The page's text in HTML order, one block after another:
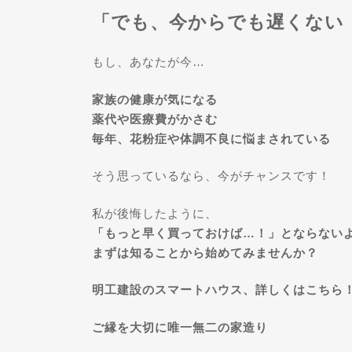
「でも、今からでも遅くない
もし、あなたが今…
家族の健康が気になる
薬代や医療費がかさむ
毎年、花粉症や体調不良に悩まされている
そう思っているなら、今がチャンスです！
私が後悔したように、
「もっと早く買っておけば…！」とならない
まずは知ることから始めてみませんか？
明工建設のスマートハウス、 詳しくはこちら！
ご縁を大切に唯一無二の家造り